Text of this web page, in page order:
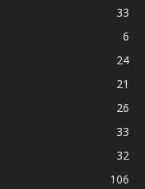
33
6
24
21
26
33
32
106